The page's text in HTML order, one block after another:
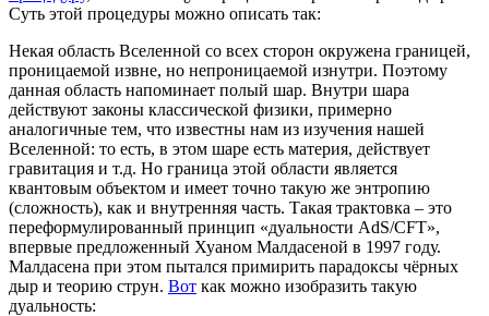
Суть этой процедуры можно описать так:
Некая область Вселенной со всех сторон окружена границей,
проницаемой извне, но непроницаемой изнутри. Поэтому
данная область напоминает полый шар. Внутри шара
действуют законы классической физики, примерно
аналогичные тем, что известны нам из изучения нашей
Вселенной: то есть, в этом шаре есть материя, действует
гравитация и т.д. Но граница этой области является
квантовым объектом и имеет точно такую же энтропию
(сложность), как и внутренняя часть. Такая трактовка – это
переформулированный принцип «дуальности AdS/CFT»,
впервые предложенный Хуаном Малдасеной в 1997 году.
Малдасена при этом пытался примирить парадоксы чёрных
дыр и теорию струн. Вот как можно изобразить такую
дуальность: